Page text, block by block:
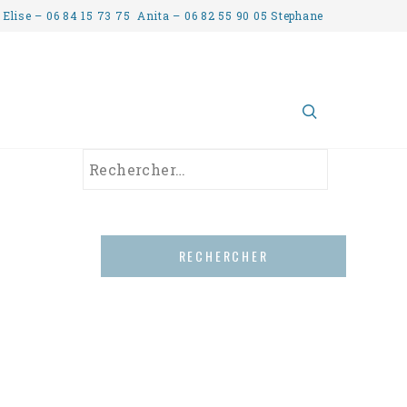
Elise – 06 84 15 73 75 Anita – 06 82 55 90 05 Stephane